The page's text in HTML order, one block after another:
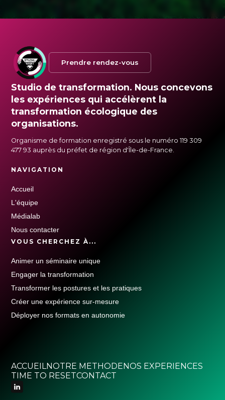
Prendre rendez-vous
Studio de transformation. Nous concevons
les expériences qui accélèrent la
transformation écologique des
organisations.
Organisme de formation enregistré sous le numéro 119 309
477 93 auprès du préfet de région d'Île-de-France.
NAVIGATION
Accueil
L'équipe
Médialab
Nous contacter
VOUS CHERCHEZ À...
Animer un séminaire unique
Engager la transformation
Transformer les postures et les pratiques
Créer une expérience sur-mesure
Déployer nos formats en autonomie
ACCUEILNOTRE METHODENOS EXPERIENCES
TIME TO RESETCONTACT